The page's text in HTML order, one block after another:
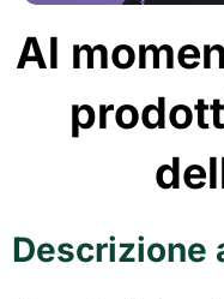
Al
Descrizione